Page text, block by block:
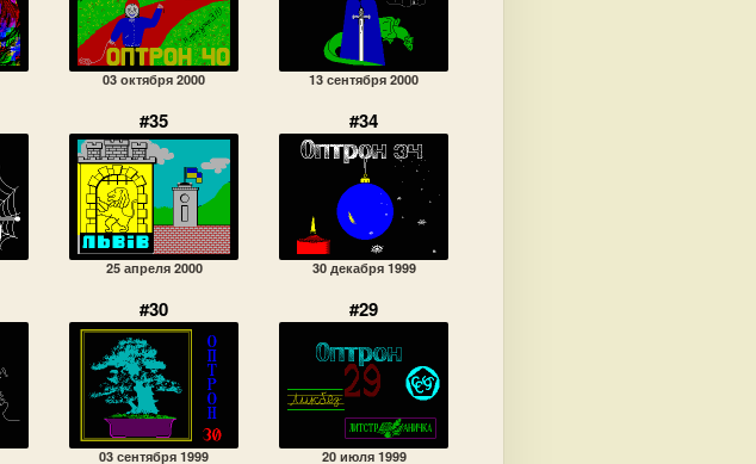
03 октября 2000 13 сентября 2000
#35
25 апреля 2000
#34
30 декабря 1999
#30
03 сентября 1999
#29
20 июля 1999